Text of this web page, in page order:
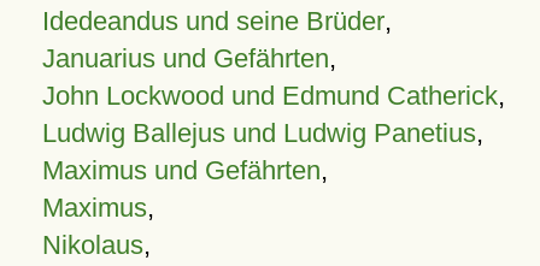
Idedeandus und seine Brüder,
Januarius und Gefährten,
John Lockwood und Edmund Catherick,
Ludwig Ballejus und Ludwig Panetius,
Maximus und Gefährten,
Maximus,
Nikolaus,